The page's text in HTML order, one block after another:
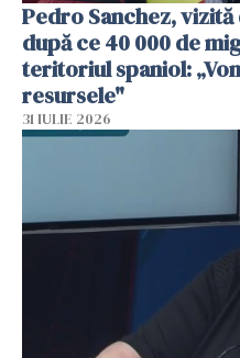
Pedro Sanchez,
după ce 40 000 de
teritoriul spaniol:
resursele"
31 IULIE 2026